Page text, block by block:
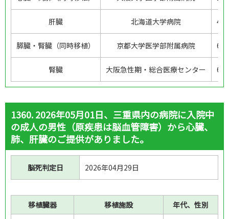
改正法施行：
施行前
施行後
対象期間：
事例番号：
事例番号を指定して検索
～
肝臓 北海道大学病院 40
膵臓・腎臓（同時移植） 京都大学医学部附属病院 60
腎臓 大阪急性期・総合医療センター 60
1360. 2026年05月01日、三重県内の病院に入院中
の成人の男性（原疾患は脳血管障害）から心臓、
肺、肝臓のご提供がありました。
脳死判定日 2026年04月29日
移植臓器 移植施設 年代、性別